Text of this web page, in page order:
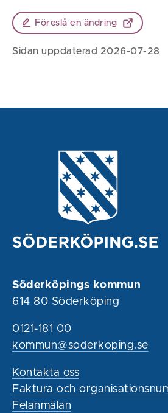
Föreslå en ändring
Sidan uppdaterad 2026-07-28
Söderköpings kommun
614 80 Söderköping
0121-181 00
kommun@soderkoping.se
Kontakta oss
Faktura och
Felanmälan